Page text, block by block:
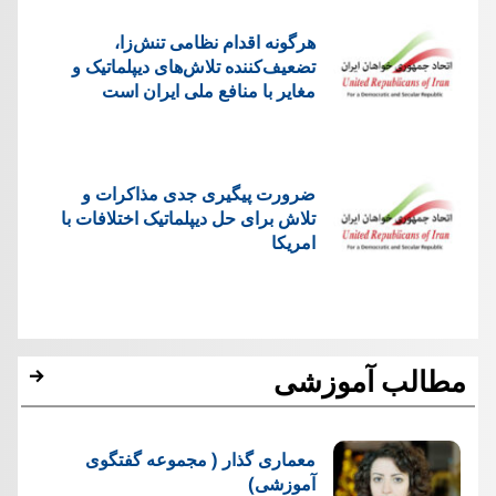
هرگونه اقدام نظامی تنش‌زا،
تضعیف‌کننده تلاش‌های دیپلماتیک و
مغایر با منافع ملی ایران است
ضرورت پیگیری جدی مذاکرات و
تلاش برای حل دیپلماتیک اختلافات با
امریکا
مطالب آموزشی
معماری گذار ( مجموعه گفتگوی
آموزشی)